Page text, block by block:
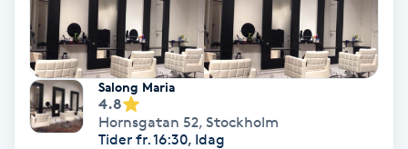
Fillers
Fotmassage
Fotsvamp
Salong Maria
4.8
Hornsgatan 52, Stockholm
Tider fr. 16:30, Idag